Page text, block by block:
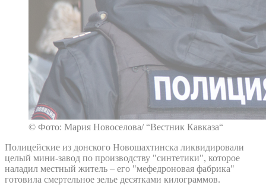
© Фото: Мария Новоселова/ “Вестник Кавказа“
Полицейские из донского Новошахтинска ликвидировали
целый мини-завод по производству "синтетики", которое
наладил местный житель – его "мефедроновая фабрика"
готовила смертельное зелье десятками килограммов.